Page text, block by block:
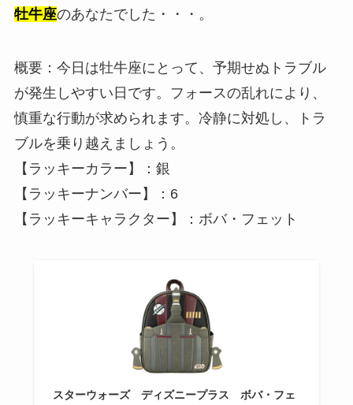
牡牛座のあなたでした・・・。
概要：今日は牡牛座にとって、予期せぬトラブル
が発生しやすい日です。フォースの乱れにより、
慎重な行動が求められます。冷静に対処し、トラ
ブルを乗り越えましょう。
【ラッキーカラー】：銀
【ラッキーナンバー】：6
【ラッキーキャラクター】：ボバ・フェット
スターウォーズ ディズニープラス ボバ・フェ